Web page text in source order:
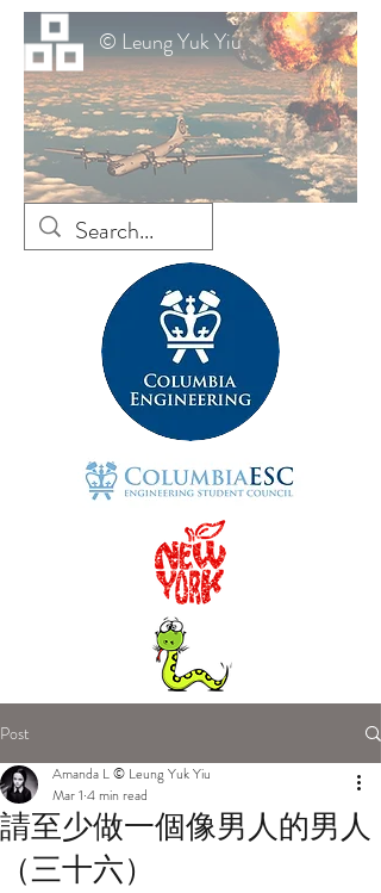
© Leung Yuk Yiu
Post
請至少做一個像男人的男人
（三十六）
Amanda L © Leung Yuk Yiu
Mar 1 4 min read